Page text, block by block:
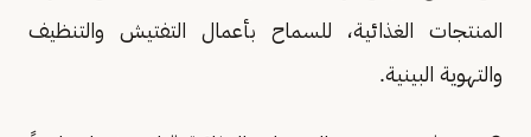
المنتجات الغذائية، للسماح بأعمال التفتيش والتنظيف
والتهوية البينية.